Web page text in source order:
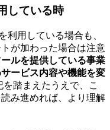
している時
利用している場合も、
が加わった場合は注意
ルを提供している事業
ービス内容や機能を変
踏まえたうえで、こ
み進めれば、より理解